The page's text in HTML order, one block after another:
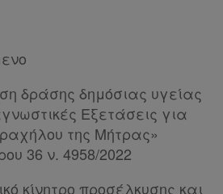
[-]
[-]
δράσης δημόσιας υγείας
Εξετάσεις για
της Μήτρας»
36 ν. 4958/2022
κίνητρο προσέλκυσης και